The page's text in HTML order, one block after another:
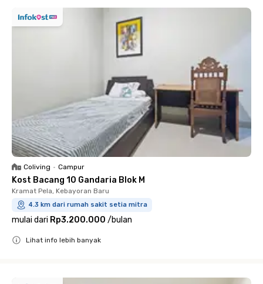
Coliving • Campur
Kost Bacang 10 Gandaria Blok M
Kramat Pela, Kebayoran Baru
4.3 km dari rumah sakit setia mitra
mulai dari Rp3.200.000 /bulan
Lihat info lebih banyak